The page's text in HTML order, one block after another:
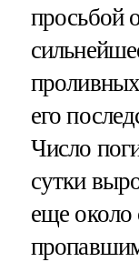
просьбой
его
Число
сутки
еще около